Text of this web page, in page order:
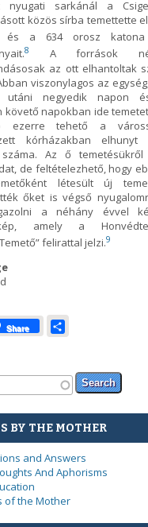
nyugati sarkánál a
közös sírba temettette
és a 634 orosz
8
A források
az ott elhantoltak
viszonylagos az
utáni negyedik napon
követő napokban ide
ezerre tehető a
kórházakban elhunyt
Az ő temetésükről
de feltételezhető, hogy
létesült új
őket is végső
a néhány évvel
amely a
felirattal jelzi.9
Share
form
BY THE MOTHER
and Answers
And Aphorisms
of the Mother